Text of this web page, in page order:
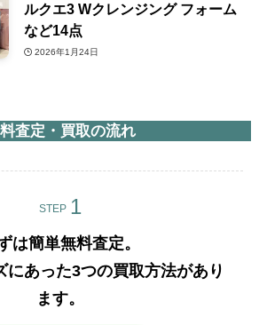
ルクエ3 Wクレンジング フォーム
など14点
2026年1月24日
査定・買取の流れ
STEP
は簡単無料査定。
にあった3つの買取方法があり
ます。​